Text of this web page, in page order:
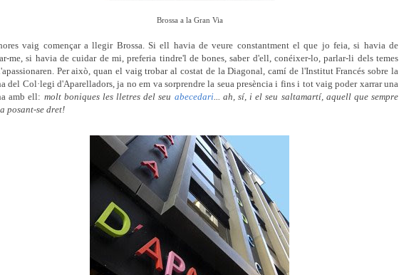
Brossa a la Gran Via
vaig començar a llegir Brossa. Si ell havia de veure constantment el que jo feia, si havia de
me, si havia de cuidar de mi, preferia tindre'l de bones, saber d'ell, conéixer-lo, parlar-li dels temes
Per això, quan el vaig trobar al costat de la Diagonal, camí de l'Institut Francés sobre la
del Col·legi d'Aparelladors, ja no em va sorprendre la seua presència i fins i tot vaig poder xarrar una
amb ell: molt boniques les lletres del seu abecedari... ah, sí, i el seu saltamartí, aquell que sempre
posant-se dret!